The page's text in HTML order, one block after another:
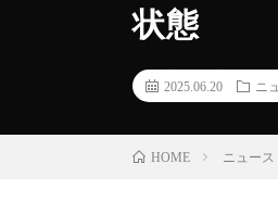
状態
2025.06.20 ニ
HOME ニュース